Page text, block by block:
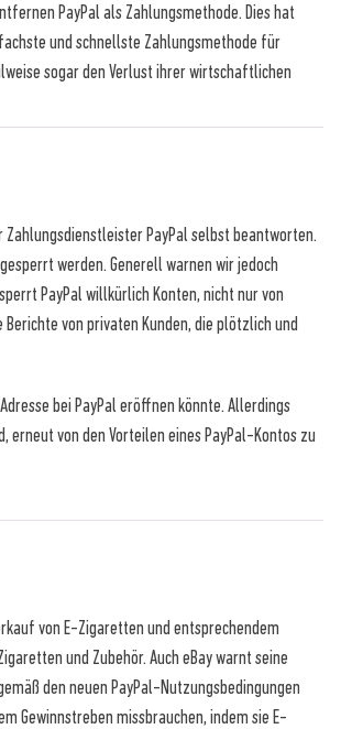
PayPal als Zahlungsmethode. Dies hat
und schnellste Zahlungsmethode für
sogar den Verlust ihrer wirtschaftlichen
Zahlungsdienstleister PayPal selbst beantworten.
werden. Generell warnen wir jedoch
PayPal willkürlich Konten, nicht nur von
von privaten Kunden, die plötzlich und
bei PayPal eröffnen könnte. Allerdings
von den Vorteilen eines PayPal-Kontos zu
von E-Zigaretten und entsprechendem
und Zubehör. Auch eBay warnt seine
den neuen PayPal-Nutzungsbedingungen
Gewinnstreben missbrauchen, indem sie E-